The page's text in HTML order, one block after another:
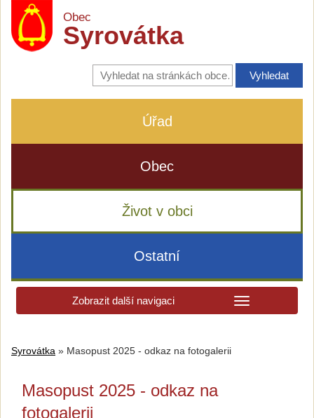
Obec
Syrovátka
Vyhledávání
na
stránkách
Úřad
Obec
Život v obci
Ostatní
Zobrazit další navigaci
Syrovátka » Masopust 2025 - odkaz na fotogalerii
Masopust 2025 - odkaz na
fotogalerii